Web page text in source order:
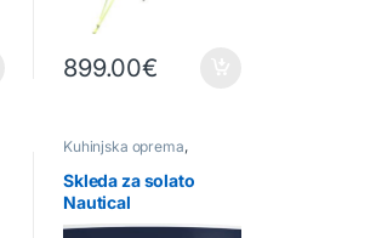
899.00€
Kuhinjska oprema,
Posamezni kosi
Skleda za solato
Nautical